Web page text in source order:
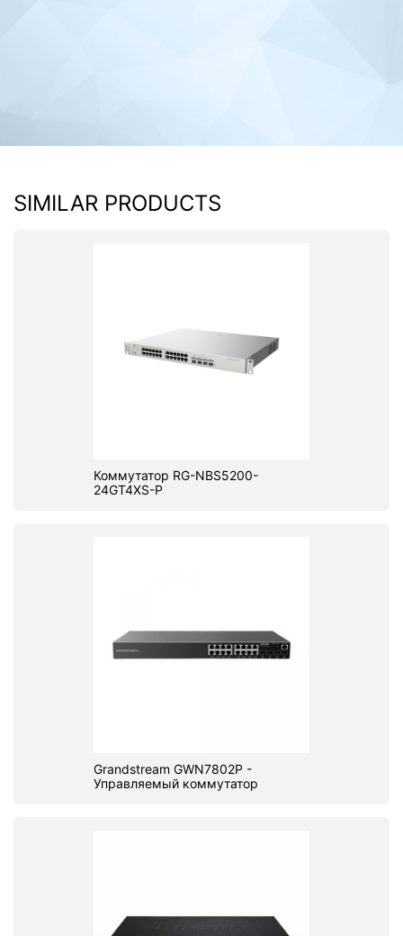
SIMILAR PRODUCTS
Коммутатор RG-NBS5200-
24GT4XS-P
Grandstream GWN7802P -
Управляемый коммутатор